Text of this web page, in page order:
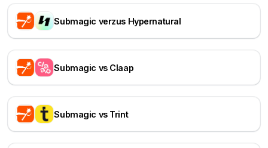
Submagic verzus Hypernatural
Submagic vs Claap
Submagic vs Trint